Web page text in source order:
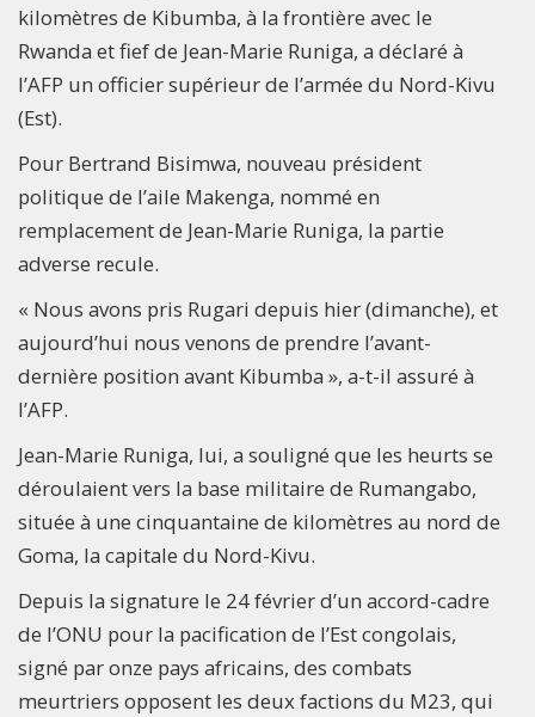
kilomètres de Kibumba, à la frontière avec le
Rwanda et fief de Jean-Marie Runiga, a déclaré à
l’AFP un officier supérieur de l’armée du Nord-Kivu
(Est).
Pour Bertrand Bisimwa, nouveau président
politique de l’aile Makenga, nommé en
remplacement de Jean-Marie Runiga, la partie
adverse recule.
« Nous avons pris Rugari depuis hier (dimanche), et
aujourd’hui nous venons de prendre l’avant-
dernière position avant Kibumba », a-t-il assuré à
l’AFP.
Jean-Marie Runiga, lui, a souligné que les heurts se
déroulaient vers la base militaire de Rumangabo,
située à une cinquantaine de kilomètres au nord de
Goma, la capitale du Nord-Kivu.
Depuis la signature le 24 février d’un accord-cadre
de l’ONU pour la pacification de l’Est congolais,
signé par onze pays africains, des combats
meurtriers opposent les deux factions du M23, qui